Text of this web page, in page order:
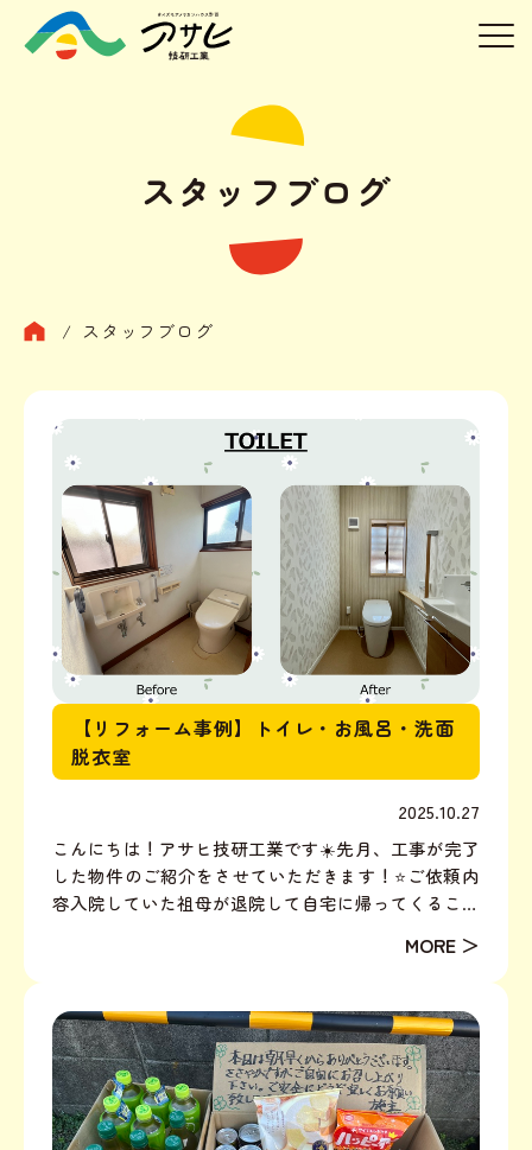
スタッフブログ
/ スタッフブログ
【リフォーム事例】トイレ・お風呂・洗面
脱衣室
2025.10.27
こんにちは！アサヒ技研工業です☀️先月、工事が完了
した物件のご紹介をさせていただきます！⭐️ご依頼内
容入院していた祖母が退院して自宅に帰ってくること
い!車椅子でも出入りしやすく、風呂やトイレも安全
金も使え...